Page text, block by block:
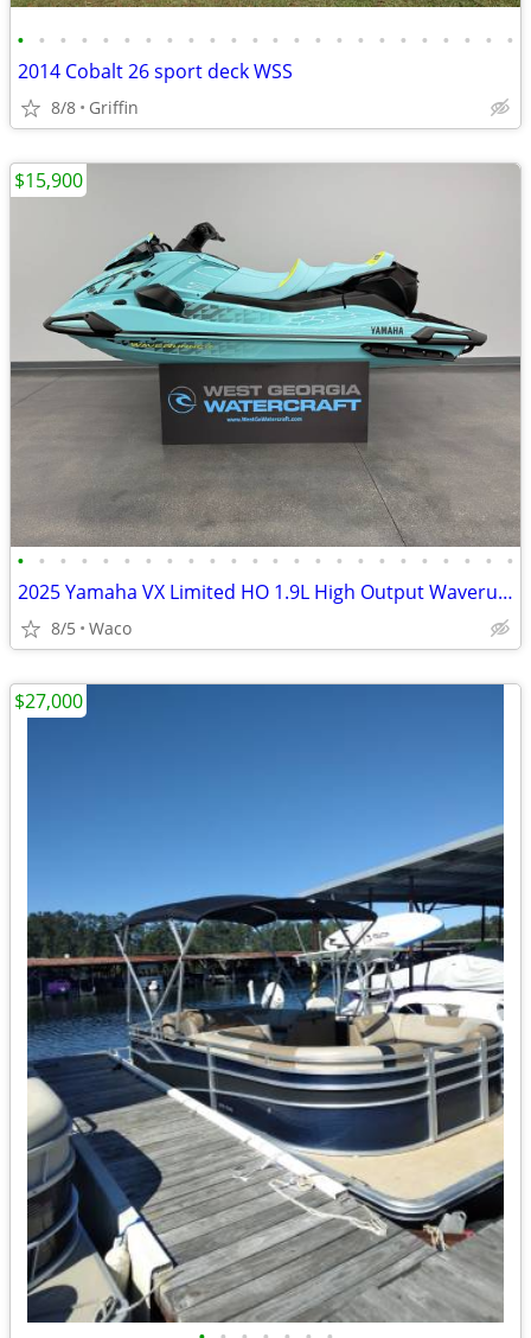
• • • • • • • • • • • • • • • • • • • • • • • •
2014 Cobalt 26 sport deck WSS
8/8 Griffin
• • • • • • • • • • • • • • • • • • • • • • • •
2025 Yamaha VX Limited HO 1.9L High Output Waverunner with 4 hours!
8/5 Waco
$15,900
$27,000